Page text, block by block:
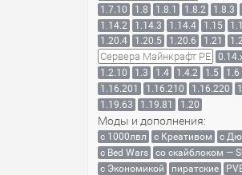
1.7.10
1.8 1.8.1 1.8.2 1.8.3
1.14.2
1.14.3 1.14.4 1.15
1.20.4
1.20.5 1.20.6 1.21
Сервера Майнкрафт PE
1.2.10
1.3 1.4 1.4.2 1.5 1.6
1.16.201
1.16.210 1.16.220
1.19.63
1.19.81 1.20
Моды и дополнения:
с 1000лвл c Креативом с
с Bed Wars
со скайблоком —
с Экономикой
пиратские